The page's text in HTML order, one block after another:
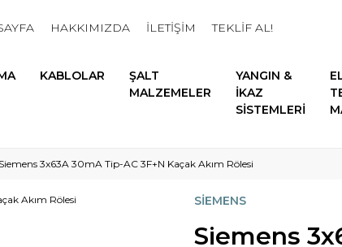
HAKKIMIZDA İLETİŞİM TEKLİF AL!
KABLOLAR
ŞALT
MALZEMELER
YANGIN &
İKAZ
SİSTEMLERİ
Siemens 3x63A 30mA Tip-AC 3F+N Kaçak Akım Rölesi
SİEMENS
Siemens